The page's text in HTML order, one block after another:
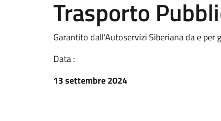
Trasporto
Garantito dall’Autoservizi Siberiana da e
Data :
13 settembre 2024